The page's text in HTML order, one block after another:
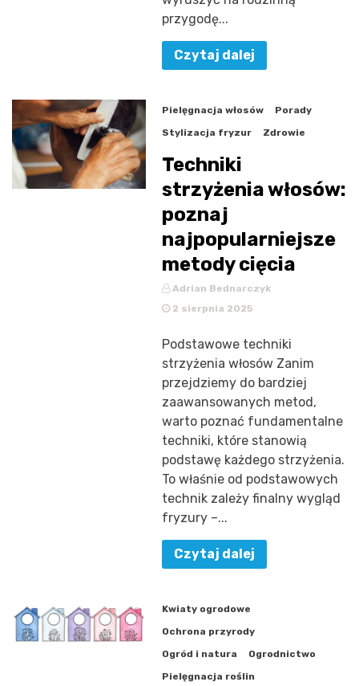
przygodę...
Czytaj dalej
Pielęgnacja włosów
Porady
Stylizacja fryzur
Zdrowie
Techniki
strzyżenia włosów:
poznaj
najpopularniejsze
metody cięcia
Adrian Bednarczyk
2 sierpnia 2025
Podstawowe techniki
strzyżenia włosów Zanim
przejdziemy do bardziej
zaawansowanych metod,
warto poznać fundamentalne
techniki, które stanowią
podstawę każdego strzyżenia.
To właśnie od podstawowych
technik zależy finalny wygląd
fryzury –...
Czytaj dalej
Kwiaty ogrodowe
Ochrona przyrody
Ogród i natura
Ogrodnictwo
Pielęgnacja roślin